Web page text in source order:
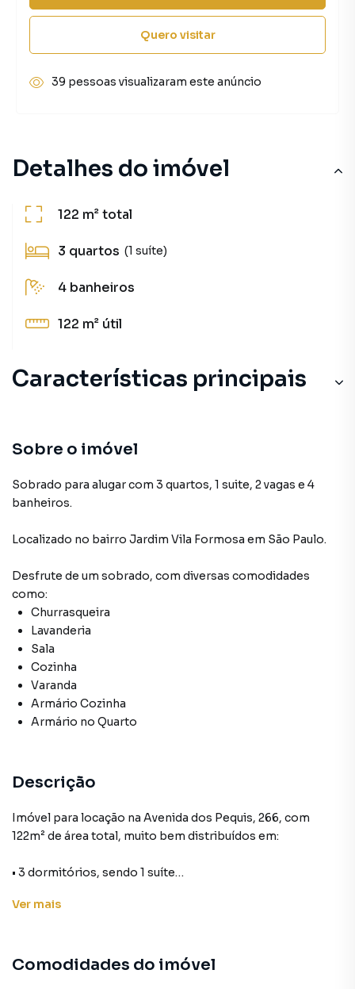
Detalhes do imóvel
122 m²total
3 quartos (1 suíte)
4 banheiros
122 m² útil
Características principais
Sobre o imóvel
Sobrado para alugar com 3 quartos, 1 suite, 2 vagas e 4
banheiros.
Localizado no bairro Jardim Vila Formosa em São Paulo.
Desfrute de um sobrado, com diversas comodidades
como:
Churrasqueira
Lavanderia
Sala
Cozinha
Varanda
Armário Cozinha
Armário no Quarto
Descrição
Imóvel para locação na Avenida dos Pequis, 266, com
122m² de área total, muito bem distribuídos em:
• 3 dormitórios, sendo 1 suíte
• 4 banheiros (incluindo lavabo)
• Edícula e depósito
Ver mais
Comodidades do imóvel
Quero visitar
39 pessoas visualizaram este anúncio